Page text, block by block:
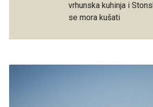
vrhunska kuhinja i
se mora kušati